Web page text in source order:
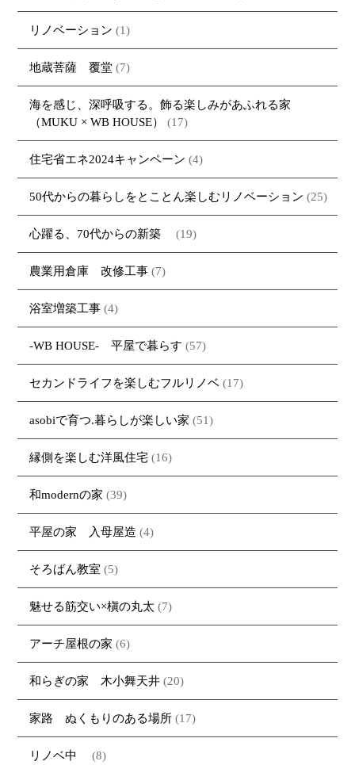
リノベーション (1)
地蔵菩薩 覆堂 (7)
海を感じ、深呼吸する。飾る楽しみがあふれる家
（MUKU × WB HOUSE）
(17)
住宅省エネ2024キャンペーン (4)
50代からの暮らしをとことん楽しむリノベーション (25)
心躍る、70代からの新築 (19)
農業用倉庫 改修工事 (7)
浴室増築工事 (4)
-WB HOUSE- 平屋で暮らす (57)
セカンドライフを楽しむフルリノベ (17)
asobiで育つ.暮らしが楽しい家 (51)
縁側を楽しむ洋風住宅 (16)
和modernの家 (39)
平屋の家 入母屋造 (4)
そろばん教室 (5)
魅せる筋交い×槇の丸太 (7)
アーチ屋根の家 (6)
和らぎの家 木小舞天井 (20)
家路 ぬくもりのある場所 (17)
リノベ中 (8)